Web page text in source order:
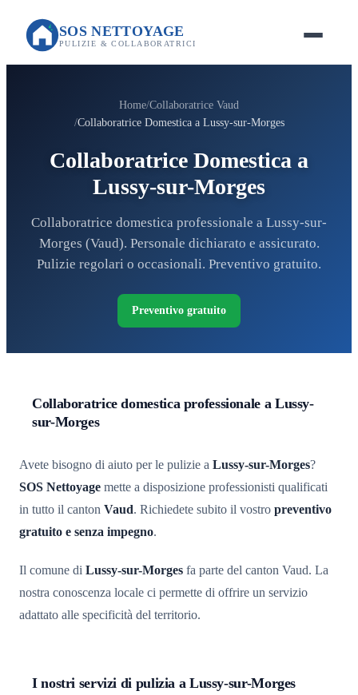
SOS NETTOYAGE
PULIZIE & COLLABORATRICI
Home Collaboratrice Vaud
Collaboratrice Domestica a Lussy-sur-Morges
Collaboratrice Domestica a
Lussy-sur-Morges
Collaboratrice domestica professionale a Lussy-sur-
Morges (Vaud). Personale dichiarato e assicurato.
Pulizie regolari o occasionali. Preventivo gratuito.
Preventivo gratuito
Collaboratrice domestica professionale a Lussy-
sur-Morges
Avete bisogno di aiuto per le pulizie a Lussy-sur-Morges?
SOS Nettoyage mette a disposizione professionisti qualificati
in tutto il canton Vaud. Richiedete subito il vostro preventivo
gratuito e senza impegno.
Il comune di Lussy-sur-Morges fa parte del canton Vaud. La
nostra conoscenza locale ci permette di offrire un servizio
adattato alle specificità del territorio.
I nostri servizi di pulizia a Lussy-sur-Morges